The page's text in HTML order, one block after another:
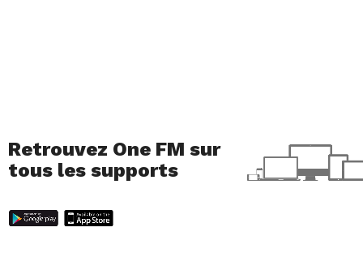
Retrouvez One FM sur
tous les supports